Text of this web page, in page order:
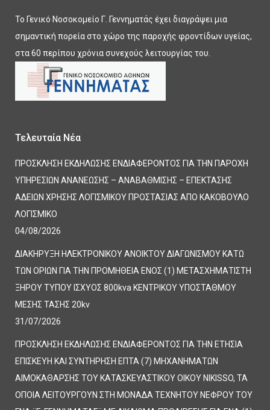
Το Γενικό Νοσοκομείο Γ. Γεννηματάς έχει διαγράψει μια
σημαντική πορεία στο χώρο της παροχής φροντίδων υγείας,
στα 60 περίπου χρόνια συνεχούς λειτουργίας του.
Τελευταία Νέα
ΠΡΟΣΚΛΗΣΗ ΕΚΔΗΛΩΣΗΣ ΕΝΔΙΑΦΕΡΟΝΤΟΣ ΓΙΑ ΤΗΝ ΠΑΡΟΧΗ
ΥΠΗΡΕΣΙΩΝ ΑΝΑΝΕΩΣΗΣ – ΑΝΑΒΑΘΜΙΣΗΣ – ΕΠΕΚΤΑΣΗΣ
ΑΔΕΙΩΝ ΧΡΗΣΗΣ ΛΟΓΙΣΜΙΚΟΥ ΠΡΟΣΤΑΣΙΑΣ ΑΠΟ ΚΑΚΟΒΟΥΛΟ
ΛΟΓΙΣΜΙΚΟ
04/08/2026
ΔΙΑΚΗΡΥΞΗ ΗΛΕΚΤΡΟΝΙΚΟΥ ΑΝΟΙΚΤΟΥ ΔΙΑΓΩΝΙΣΜΟΥ ΚΑΤΩ
ΤΩΝ ΟΡΙΩΝ ΓΙΑ ΤΗΝ ΠΡΟΜΗΘΕΙΑ ΕΝΟΣ (1) ΜΕΤΑΣΧΗΜΑΤΙΣΤΗ
ΞΗΡΟΥ ΤΥΠΟΥ ΙΣΧΥΟΣ 800kva ΚΕΝΤΡΙΚΟΥ ΥΠΟΣΤΑΘΜΟΥ
ΜΕΣΗΣ ΤΑΣΗΣ 20kv
31/07/2026
ΠΡΟΣΚΛΗΣΗ ΕΚΔΗΛΩΣΗΣ ΕΝΔΙΑΦΕΡΟΝΤΟΣ ΓΙΑ ΤΗΝ ΕΤΗΣΙΑ
ΕΠΙΣΚΕΥΗ ΚΑΙ ΣΥΝΤΗΡΗΣΗ ΕΠΤΑ (7) ΜΗΧΑΝΗΜΑΤΩΝ
ΑΙΜΟΚΑΘΑΡΣΗΣ ΤΟΥ ΚΑΤΑΣΚΕΥΑΣΤΙΚΟΥ ΟΙΚΟΥ NIKISSO, ΤΑ
ΟΠΟΙΑ ΛΕΙΤΟΥΡΓΟΥΝ ΣΤΗ ΜΟΝΑΔΑ ΤΕΧΝΗΤΟΥ ΝΕΦΡΟΥ ΤΟΥ